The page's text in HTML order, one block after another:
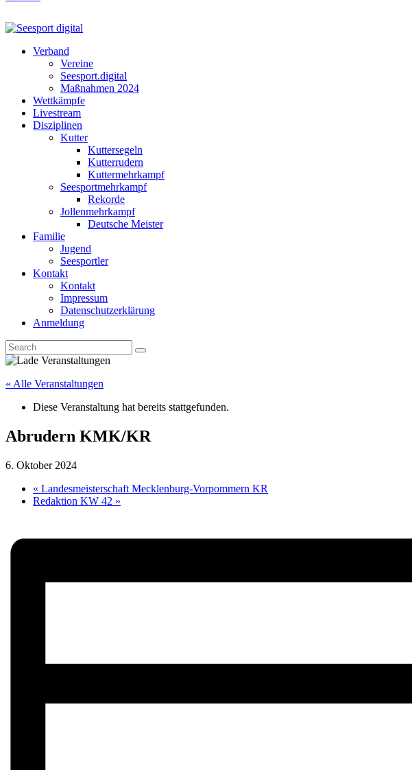
Verband
Vereine
Seesport.digital
Maßnahmen 2024
Wettkämpfe
Livestream
Disziplinen
Kutter
Kuttersegeln
Kutterrudern
Kuttermehrkampf
Seesportmehrkampf
Rekorde
Jollenmehrkampf
Deutsche Meister
Familie
Jugend
Seesportler
Kontakt
Kontakt
Impressum
Datenschutzerklärung
Anmeldung
« Alle Veranstaltungen
Diese Veranstaltung hat bereits stattgefunden.
Abrudern KMK/KR
6. Oktober 2024
« Landesmeisterschaft Mecklenburg-Vorpommern KR
Redaktion KW 42 »